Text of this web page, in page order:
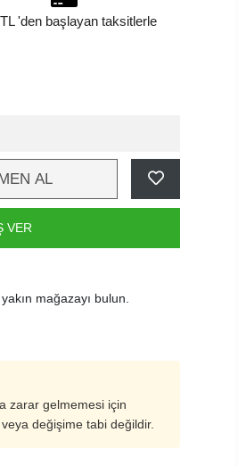
'den başlayan taksitlerle
AL
VER
mağazayı bulun.
zarar gelmemesi için
veya değişime tabi değildir.